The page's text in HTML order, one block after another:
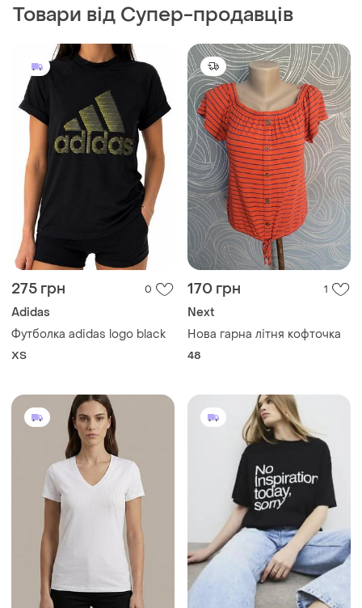
Товари від Супер-продавців
275 грн 0
Adidas
Футболка adidas logo black
ХS
170 грн 1
Next
Нова гарна літня кофточка
48